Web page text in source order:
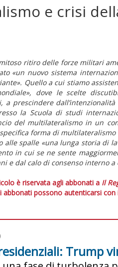
e crisi
ritiro delle forze militari
«un nuovo sistema
Quello a cui stiamo
dove le scelte
a prescindere
la Scuola di studi
del multilateralismo in un
forma di
alle spalle «una lunga storia di
in cui se ne sente
e dal calo di consenso interno a
è riservata agli abbonati a Il
abbonati possono autenticarsi
Trump